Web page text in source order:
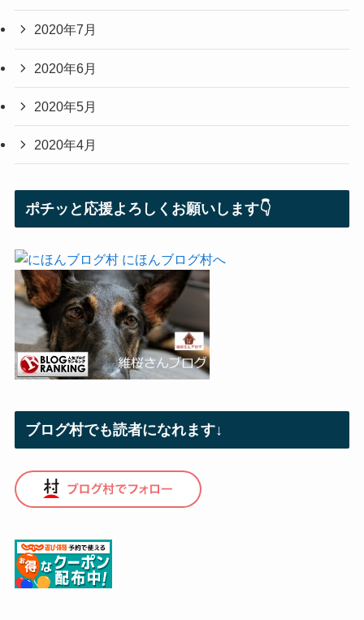
2020年7月
2020年6月
2020年5月
2020年4月
ポチッと応援よろしくお願いします👇
ブログ村でも読者になれます↓